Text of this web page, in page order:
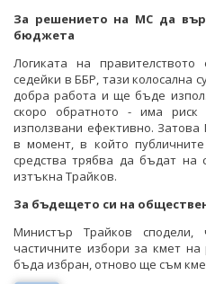
За решението на МС да
бюджета
Логиката на
седейки в ББР, тази колосална
добра работа и ще бъде
скоро обратното - има
използвани ефективно.
в момент, в който
средства трябва да бъдат на
изтъкна Трайков.
За бъдещето си на
Министър Трайков
частичните избори за кмет
бъда избран, отново ще съм